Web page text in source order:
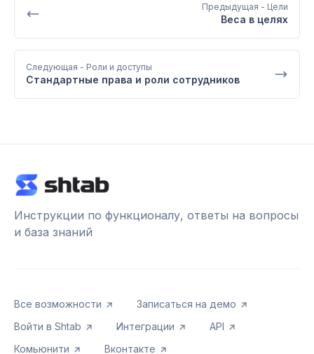
Предыдущая - Цели
Веса в целях
Следующая - Роли и доступы
Стандартные права и роли сотрудников
Инструкции по функционалу, ответы на вопросы
и база знаний
Все возможности
Записаться на демо
Войти в Shtab
Интеграции
API
Комьюнити
Вконтакте